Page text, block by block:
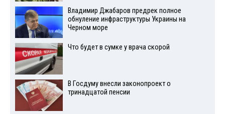
Владимир Джабаров предрек полное
обнуление инфраструктуры Украины на
Черном море
Что будет в сумке у врача скорой
В Госдуму внесли законопроект о
тринадцатой пенсии